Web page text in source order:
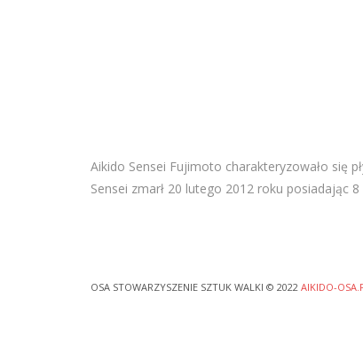
Aikido Sensei Fujimoto charakteryzowało się
Sensei zmarł 20 lutego 2012 roku posiadając
OSA STOWARZYSZENIE SZTUK WALKI © 2022 AIKIDO-